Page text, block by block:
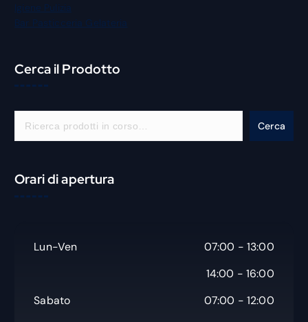
Igiene Pulizia
Bar Pasticceria Gelateria
Cerca il Prodotto
a
Cerca
Orari di apertura
Lun-Ven
07:00 - 13:00
14:00 - 16:00
Sabato
07:00 - 12:00